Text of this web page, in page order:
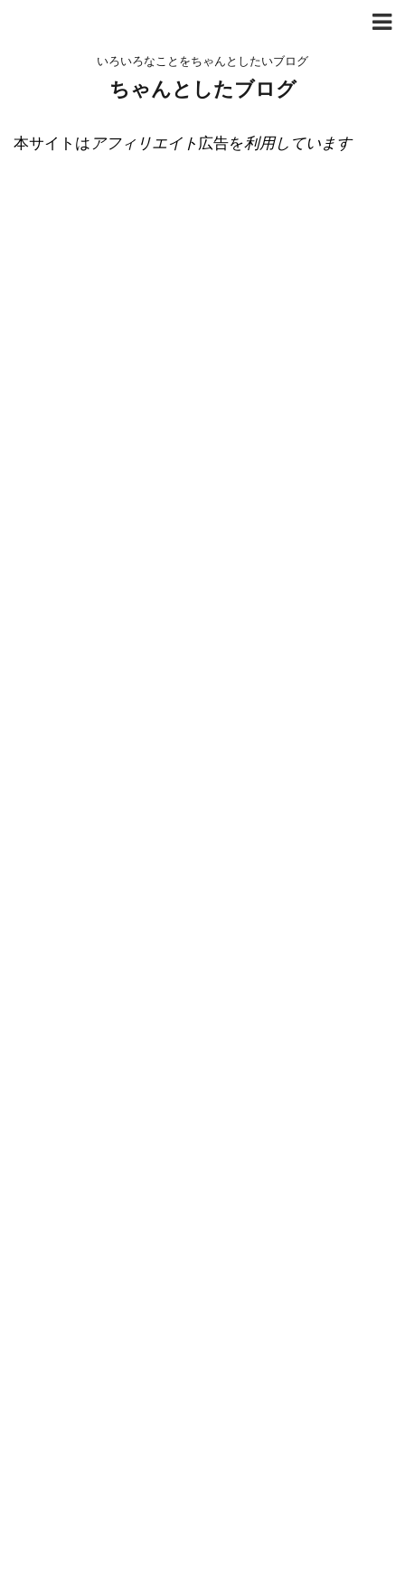
いろいろなことをちゃんとしたいブログ
ちゃんとしたブログ
本サイトは アフィリエイト 広告を利用しています